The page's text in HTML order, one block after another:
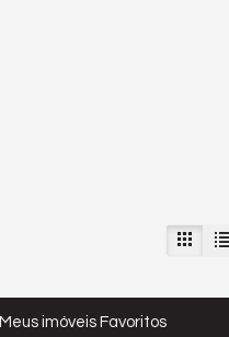
Meus imóveis Favoritos